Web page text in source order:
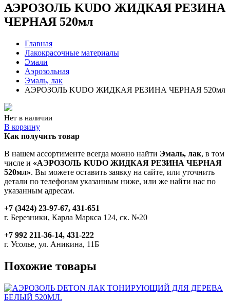
АЭРОЗОЛЬ KUDO ЖИДКАЯ РЕЗИНА
ЧЕРНАЯ 520мл
Главная
Лакокрасочные материалы
Эмали
Аэрозольная
Эмаль, лак
АЭРОЗОЛЬ KUDO ЖИДКАЯ РЕЗИНА ЧЕРНАЯ 520мл
Нет в наличии
В корзину
Как получить товар
В нашем ассортименте всегда можно найти Эмаль, лак, в том
числе и «АЭРОЗОЛЬ KUDO ЖИДКАЯ РЕЗИНА ЧЕРНАЯ
520мл». Вы можете оставить заявку на сайте, или уточнить
детали по телефонам указанным ниже, или же найти нас по
указанным адресам.
+7 (3424) 23-97-67, 431-651
г. Березники, Карла Маркса 124, ск. №20
+7 992 211-36-14, 431-222
г. Усолье, ул. Аникина, 11Б
Похожие товары